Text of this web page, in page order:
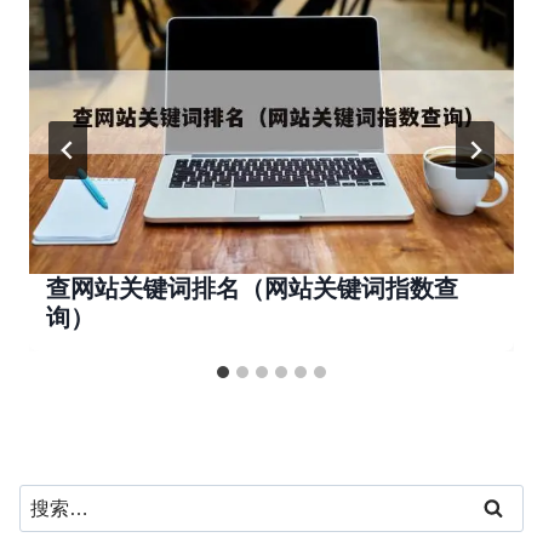
查网站关键词排名（网站关键词指数查
询）
搜
索：